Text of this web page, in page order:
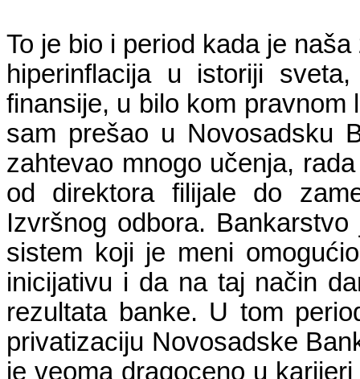
To je bio i period kada je
hiperinflacija u istoriji
finansije, u bilo kom
sam prešao u Novosadsku
zahtevao mnogo učenja,
od direktora filijale do
Izvršnog odbora.
sistem koji je meni
inicijativu i da na taj način
rezultata banke. U tom
privatizaciju Novosadske
je veoma dragoceno u